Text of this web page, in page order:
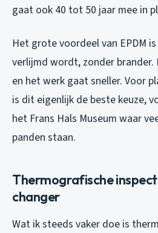
gaat ook 40 tot 50 jaar mee in
Het grote voordeel van EPDM
verlijmd wordt, zonder brander.
en het werk gaat sneller. Voor
is dit eigenlijk de beste keuze,
het Frans Hals Museum waar
panden staan.
Thermografische
changer
Wat ik steeds vaker doe is